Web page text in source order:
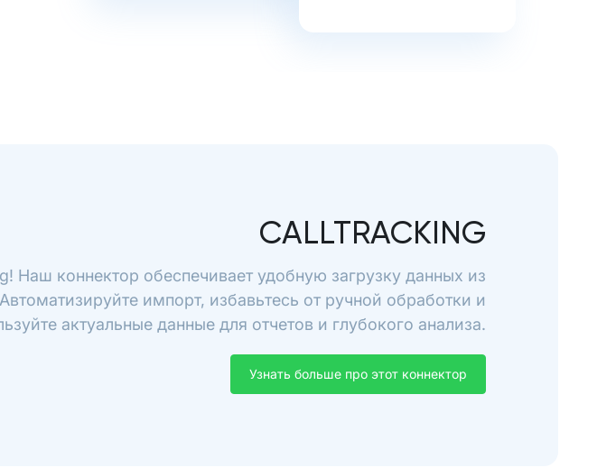
CALLTRACKING
Наш коннектор обеспечивает удобную загрузку данных из
импорт, избавьтесь от ручной обработки и
актуальные данные для отчетов и глубокого анализа.
Узнать больше про этот коннектор